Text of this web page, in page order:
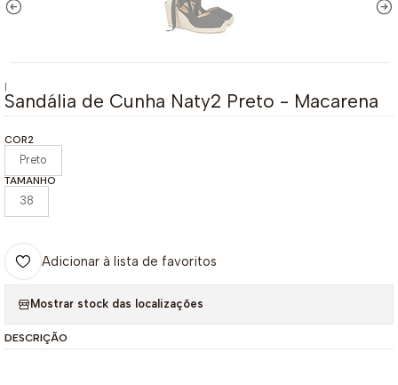
|
Sandália de Cunha Naty2 Preto - Macarena
COR2
Preto
TAMANHO
38
Adicionar à lista de favoritos
Mostrar stock das localizações
DESCRIÇÃO